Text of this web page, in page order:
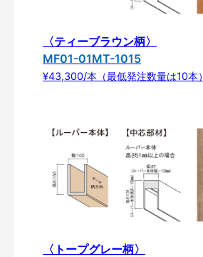
〈ティーブラウン柄〉
MF01-01MT-1015
¥43,300/本（最低発注数量は10本）
〈トープグレー柄〉